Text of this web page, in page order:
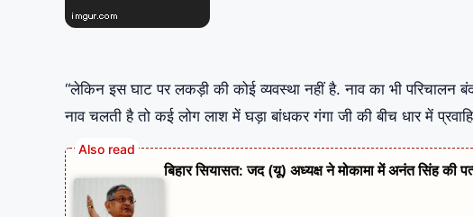
“लेकिन इस घाट पर लकड़ी की कोई व्यवस्था नहीं है. नाव का भी परिचालन
नाव चलती है तो कई लोग लाश में घड़ा बांधकर गंगा जी की बीच धार में
बिहार सियासत: जद (यू) अध्यक्ष ने मोकामा में अनंत सिंह की